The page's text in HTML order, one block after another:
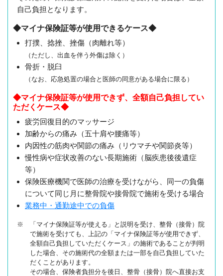
自己負担となります。
◆マイナ保険証等が使用できるケース◆
打撲、捻挫、挫傷（肉離れ等）
（ただし、出血を伴う外傷は除く）
骨折・脱臼
（なお、応急処置の場合と医師の同意がある場合に限る）
◆マイナ保険証等が使用できず、全額自己負担してい
ただくケース◆
疲労回復目的のマッサージ
加齢からの痛み（五十肩や腰痛等）
内因性の筋肉や関節の痛み（リウマチや関節炎等）
慢性病や症状改善のない長期施術（脳疾患後後遺症
等）
保険医療機関で医師の治療を受けながら、同一の負傷
について同じ月に整骨院や接骨院で施術を受ける場合
業務中・通勤途中での負傷
※ 「マイナ保険証等が使える」と説明を受け、整骨（接骨）院
で施術を受けても、上記の「マイナ保険証等が使用できず、
全額自己負担していただくケース」の施術であることが判明
した場合、その施術代の全額または一部を自己負担していた
だくことがあります。
その場合、保険者負担分を後日、整骨（接骨）院へ直接お支